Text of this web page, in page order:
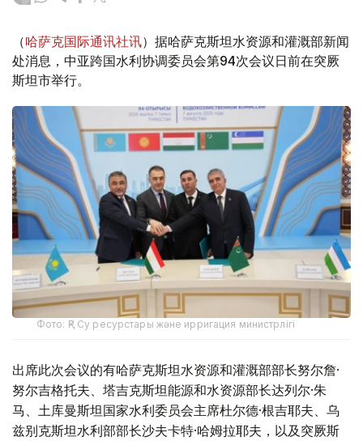
（哈萨克国际通讯社讯）据哈萨克斯坦水资源和灌溉部新闻
处消息，中亚跨国水利协调委员会第94次会议日前在突厥
斯坦市举行。
Фото: ҚР Су ресурстары және ирригация министрлігі
出席此次会议的有哈萨克斯坦水资源和灌溉部部长努尔詹·
努尔吉格托夫、塔吉克斯坦能源和水资源部长达列尔·朱
马、土库曼斯坦国家水利委员会主席杜尔德·根吉耶夫、乌
兹别克斯坦水利部部长沙夫卡特·哈姆拉耶夫，以及突厥斯